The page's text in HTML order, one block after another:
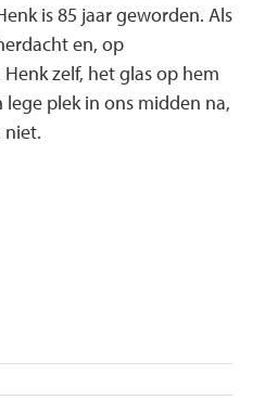
is 85 jaar geworden. Als
en, op
zelf, het glas op hem
plek in ons midden na,
niet.